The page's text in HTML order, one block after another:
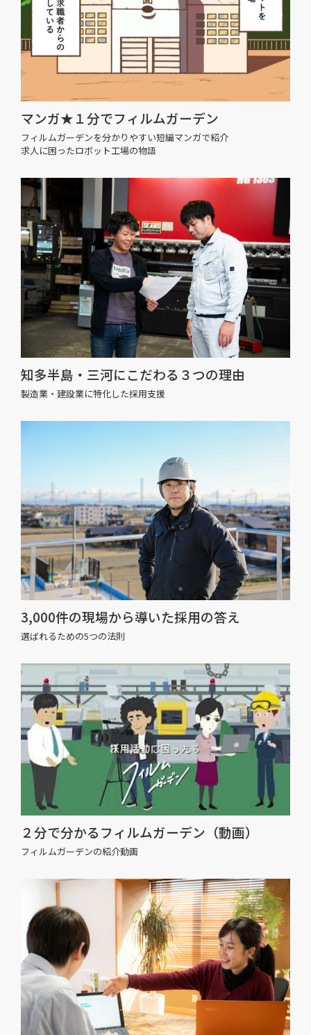
マンガ★１分でフィルムガーデン
フィルムガーデンを分かりやすい短編マンガで紹介
求人に困ったロボット工場の物語
知多半島・三河にこだわる３つの理由
製造業・建設業に特化した採用支援
3,000件の現場から導いた採用の答え
選ばれるための5つの法則
２分で分かるフィルムガーデン（動画）
フィルムガーデンの紹介動画